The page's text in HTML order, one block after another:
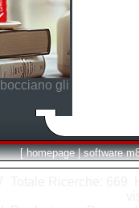
gli
[ homepage | software